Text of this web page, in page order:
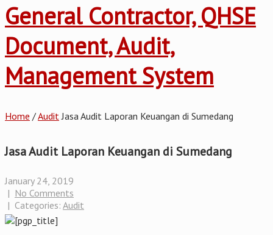
General Contractor, QHSE
Document, Audit,
Management System
Home /Audit Jasa Audit Laporan Keuangan di Sumedang
Jasa Audit Laporan Keuangan di Sumedang
January 24, 2019
| No Comments
| Categories: Audit